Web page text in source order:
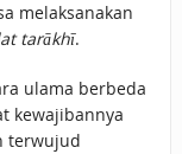
melaksanakan
tarākhī.
ulama berbeda
kewajibannya
terwujud